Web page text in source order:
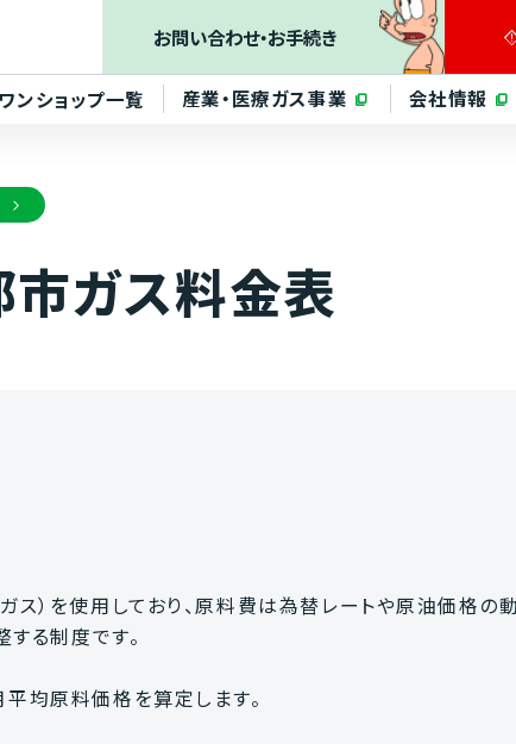
お問い合わせ・お手続き
ンショップ一覧 産業・医療ガス事業 会社情報
ガス料金表
ス）を使用しており、原料費は為替レートや原油価格の
る制度です。
均原料価格を算定します。